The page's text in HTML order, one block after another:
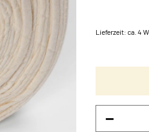
Lieferzeit: ca. 4